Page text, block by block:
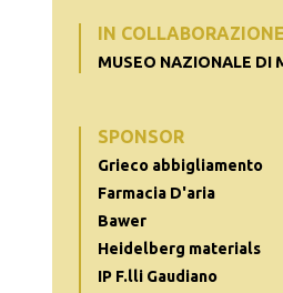
IN
MUSEO NAZIONALE DI
SPONSOR
Grieco abbigliamento
Farmacia D'aria
Bawer
Heidelberg materials
IP F.lli Gaudiano